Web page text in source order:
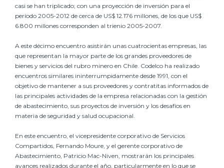
casi se han triplicado; con una proyección de inversión para el
período 2005-2012 de cerca de US$ 12.176 millones, de los que US$
6.800 millones corresponden al trienio 2005-2007.
A este décimo encuentro asistirán unas cuatrocientas empresas, las
que representan la mayor parte de los grandes proveedores de
bienes y servicios del rubro minero en Chile. Codelco ha realizado
encuentros similares ininterrumpidamente desde 1991, con el
objetivo de mantener a sus proveedores y contratitas informados de
las principales actividades de la empresa relacionadas con la gestión
de abastecimiento, sus proyectos de inversión y los desafíos en
materia de seguridad y salud ocupacional.
En este encuentro, el vicepresidente corporativo de Servicios
Compartidos, Fernando Moure, y el gerente corporativo de
Abastecimiento, Patricio Mac-Niven, mostrarán los principales
avances realizados durante el año, particularmente en lo que se